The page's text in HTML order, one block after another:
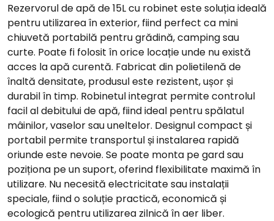
Rezervorul de apă de 15L cu robinet este soluția ideală
pentru utilizarea în exterior, fiind perfect ca mini
chiuvetă portabilă pentru grădină, camping sau
curte. Poate fi folosit în orice locație unde nu există
acces la apă curentă. Fabricat din polietilenă de
înaltă densitate, produsul este rezistent, ușor și
durabil în timp. Robinetul integrat permite controlul
facil al debitului de apă, fiind ideal pentru spălatul
mâinilor, vaselor sau uneltelor. Designul compact și
portabil permite transportul și instalarea rapidă
oriunde este nevoie. Se poate monta pe gard sau
poziționa pe un suport, oferind flexibilitate maximă în
utilizare. Nu necesită electricitate sau instalații
speciale, fiind o soluție practică, economică și
ecologică pentru utilizarea zilnică în aer liber.